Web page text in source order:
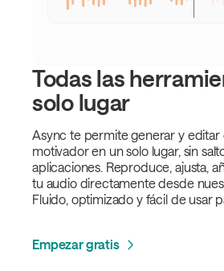
Todas las
solo lugar
Async te permite generar y
motivador en un solo lugar, sin
aplicaciones. Reproduce, ajusta,
tu audio directamente desde
Fluido, optimizado y fácil de usar
Empezar gratis